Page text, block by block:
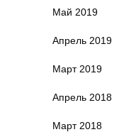
Май 2019
Апрель 2019
Март 2019
Апрель 2018
Март 2018